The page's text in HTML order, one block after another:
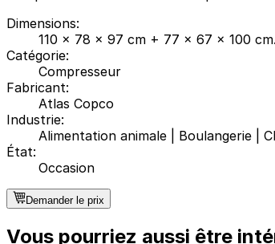
Dimensions:
110 x 78 x 97 cm + 77 x 67 x 100 cm.
Catégorie:
Compresseur
Fabricant:
Atlas Copco
Industrie:
Alimentation animale
Boulangerie
État:
Occasion
Demander le prix
Vous pourriez aussi être